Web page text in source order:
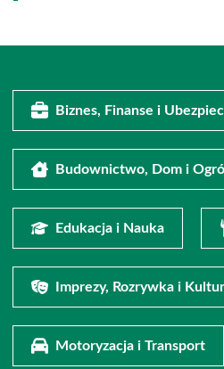
Biznes, Finanse i
Budownictwo, Dom i
Edukacja i Nauka
Imprezy, Rozrywka i
Motoryzacja i Transport